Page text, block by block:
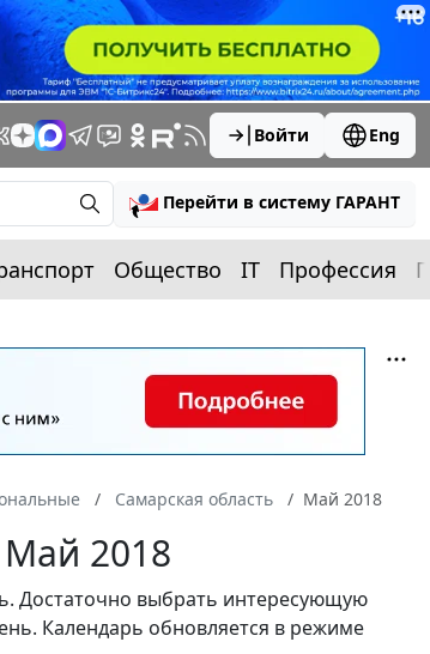
Войти Eng
Перейти в систему ГАРАНТ
Общество IT Профессия
Самарская область Май 2018
Май 2018
Достаточно выбрать интересующую
Календарь обновляется в режиме